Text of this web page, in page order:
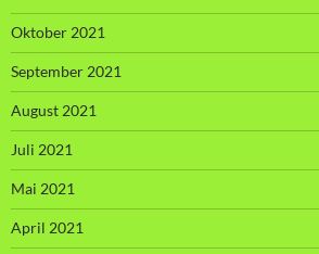
Oktober 2021
September 2021
August 2021
Juli 2021
Mai 2021
April 2021